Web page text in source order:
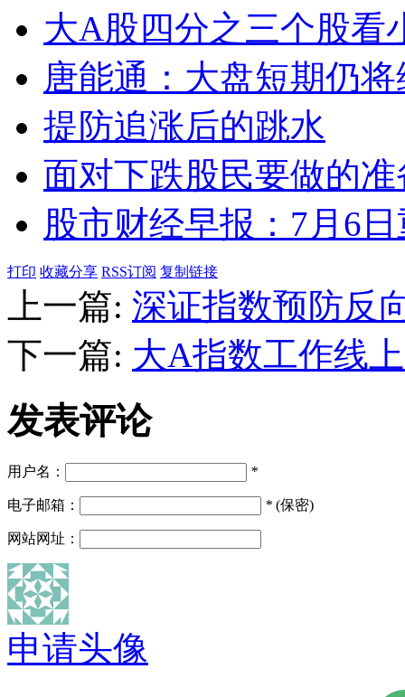
大A股四分之三个股看
唐能通：大盘短期仍
提防追涨后的跳水
面对下跌股民要做的准
股市财经早报：7月6
打印 收藏分享 RSS订阅 复制链接
上一篇: 深证指数预防反
下一篇: 大A指数工作线
发表评论
用户名： *
电子邮箱： * (保密)
网站网址：
申请头像